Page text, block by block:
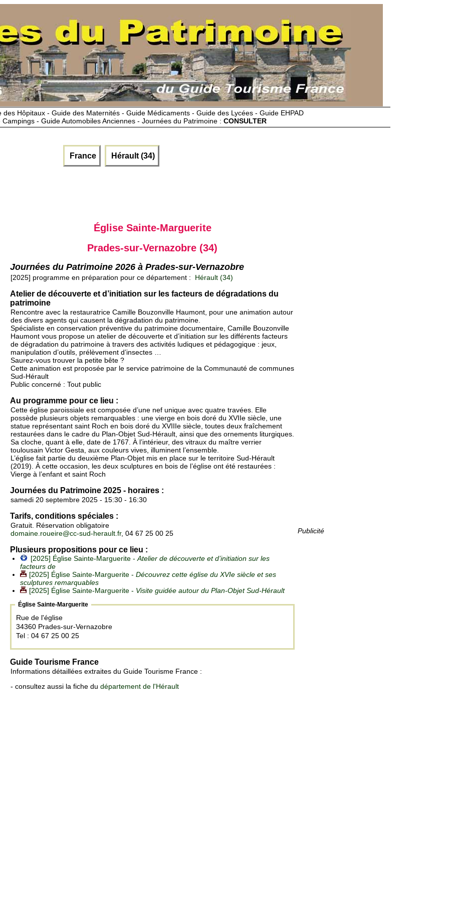
Hôpitaux - Guide des Maternités - Guide Médicaments - Guide des Lycées - Guide EHPAD
- Guide Automobiles Anciennes - Journées du Patrimoine : CONSULTER
France Hérault (34)
Publicité
Église Sainte-Marguerite
Prades-sur-Vernazobre (34)
Journées du Patrimoine 2026 à Prades-sur-Vernazobre
[2025] programme en préparation pour ce département : Hérault (34)
Atelier de découverte et d’initiation sur les facteurs de dégradations du
patrimoine
Rencontre avec la restauratrice Camille Bouzonville Haumont, pour une animation autour
des divers agents qui causent la dégradation du patrimoine.
Spécialiste en conservation préventive du patrimoine documentaire, Camille Bouzonville
Haumont vous propose un atelier de découverte et d’initiation sur les différents facteurs
de dégradation du patrimoine à travers des activités ludiques et pédagogique : jeux,
manipulation d’outils, prélèvement d’insectes …
Saurez-vous trouver la petite bête ?
Cette animation est proposée par le service patrimoine de la Communauté de communes
Sud-Hérault
Public concerné : Tout public
Au programme pour ce lieu :
Cette église paroissiale est composée d’une nef unique avec quatre travées. Elle
possède plusieurs objets remarquables : une vierge en bois doré du XVIIe siècle, une
statue représentant saint Roch en bois doré du XVIIIe siècle, toutes deux fraîchement
restaurées dans le cadre du Plan-Objet Sud-Hérault, ainsi que des ornements liturgiques.
Sa cloche, quant à elle, date de 1767. À l’intérieur, des vitraux du maître verrier
toulousain Victor Gesta, aux couleurs vives, illuminent l’ensemble.
L’église fait partie du deuxième Plan-Objet mis en place sur le territoire Sud-Hérault
(2019). À cette occasion, les deux sculptures en bois de l’église ont été restaurées :
Vierge à l’enfant et saint Roch
Journées du Patrimoine 2025 - horaires :
samedi 20 septembre 2025 - 15:30 - 16:30
Tarifs, conditions spéciales :
Gratuit. Réservation obligatoire
domaine.roueire@cc-sud-herault.fr, 04 67 25 00 25
Plusieurs propositions pour ce lieu :
[2025] Église Sainte-Marguerite -Atelier de découverte et d’initiation sur les
facteurs de
[2025] Église Sainte-Marguerite - Découvrez cette église du XVIe siècle et ses
sculptures remarquables
[2025] Église Sainte-Marguerite - Visite guidée autour du Plan-Objet Sud-Hérault
Église Sainte-Marguerite
Rue de l'église
34360 Prades-sur-Vernazobre
Tel : 04 67 25 00 25
Guide Tourisme France
Informations détaillées extraites du Guide Tourisme France :
- consultez aussi la fiche du département de l'Hérault